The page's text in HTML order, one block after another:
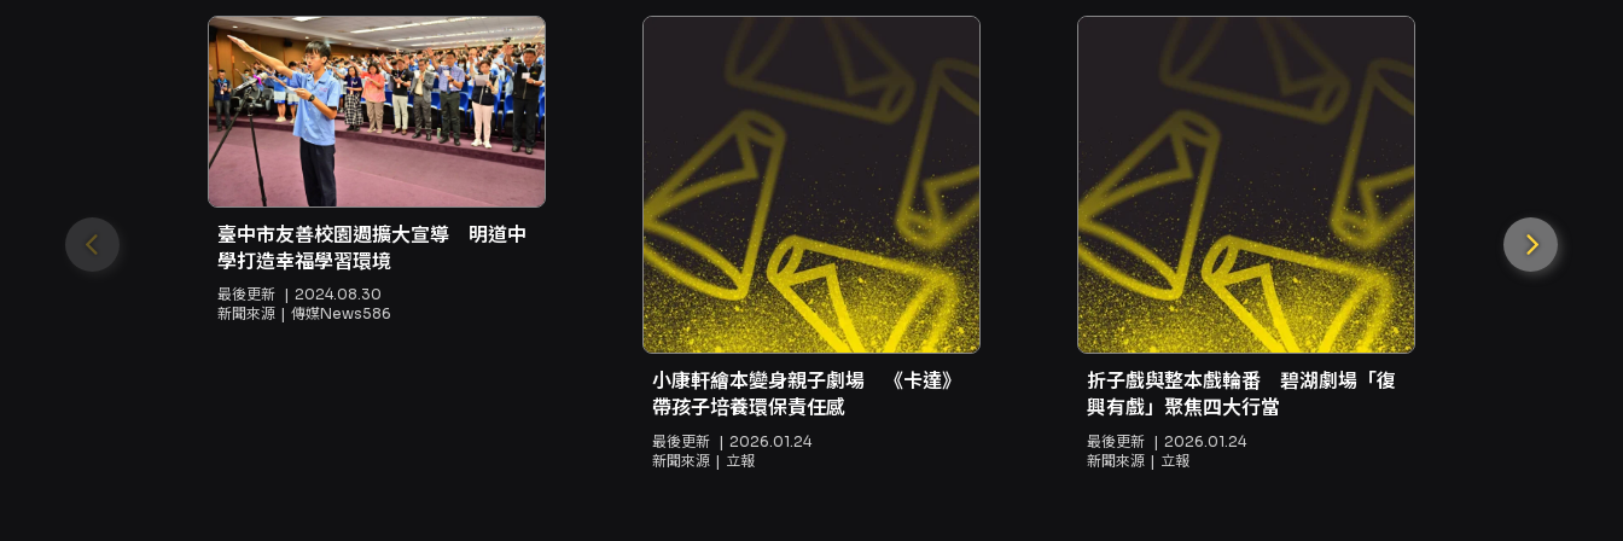
臺中市友善校園週擴大宣導 明道中
學打造幸福學習環境
最後更新
2024.08.30
新聞來源
傳媒News586
小康軒繪本變身親子劇場 《卡達》
帶孩子培養環保責任感
最後更新
2026.01.24
新聞來源
立報
折子戲與整本戲輪番 碧湖劇場「復
興有戲」聚焦四大行當
最後更新
2026.01.24
新聞來源
立報